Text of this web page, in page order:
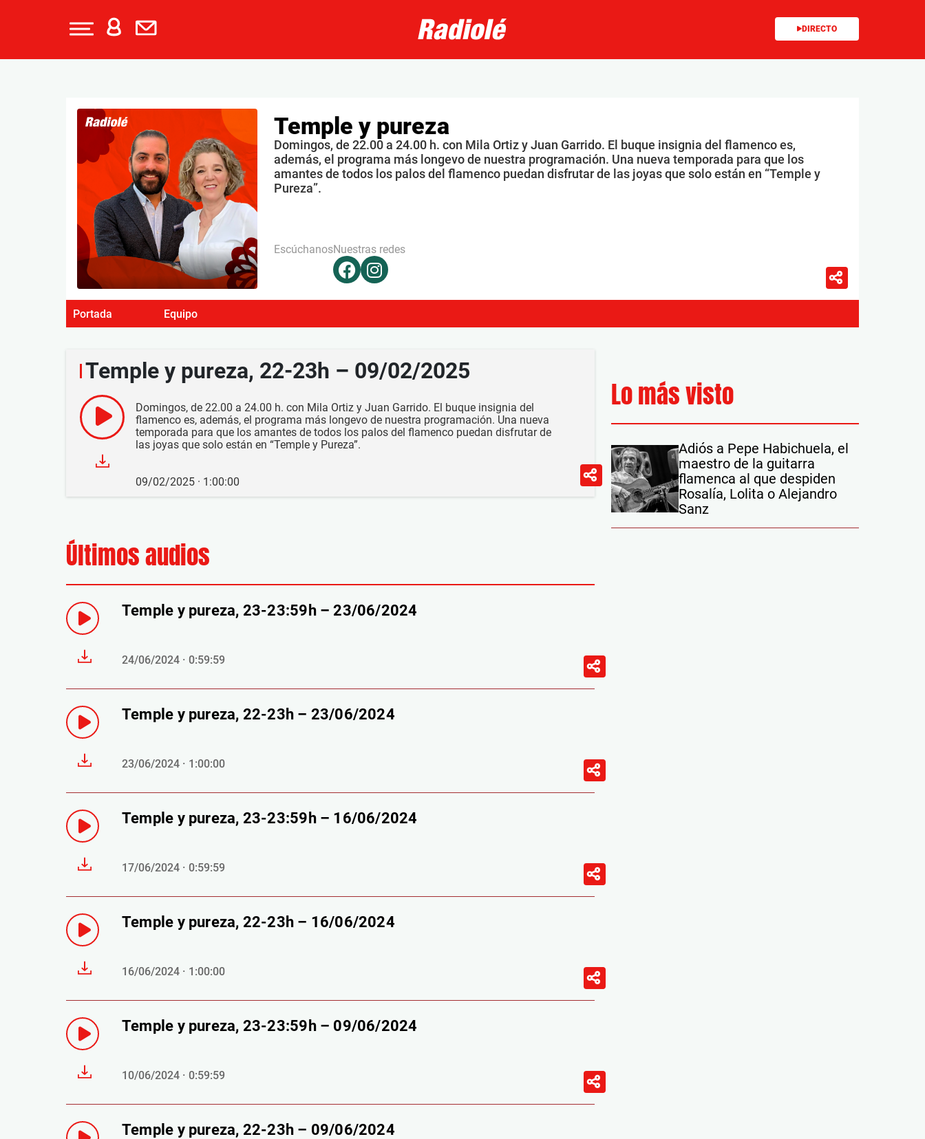
DIRECTO
Temple y pureza
Domingos, de 22.00 a 24.00 h. con Mila Ortiz y Juan Garrido. El buque insignia del flamenco es,
además, el programa más longevo de nuestra programación. Una nueva temporada para que los
amantes de todos los palos del flamenco puedan disfrutar de las joyas que solo están en “Temple y
Pureza”.
EscúchanosNuestras redes
Portada Equipo
Temple y pureza, 22-23h – 09/02/2025
Domingos, de 22.00 a 24.00 h. con Mila Ortiz y Juan Garrido. El buque insignia del
flamenco es, además, el programa más longevo de nuestra programación. Una nueva
temporada para que los amantes de todos los palos del flamenco puedan disfrutar de
las joyas que solo están en “Temple y Pureza”.
09/02/2025 · 1:00:00
Últimos audios
Temple y pureza, 23-23:59h – 23/06/2024
24/06/2024 · 0:59:59
Temple y pureza, 22-23h – 23/06/2024
23/06/2024 · 1:00:00
Temple y pureza, 23-23:59h – 16/06/2024
17/06/2024 · 0:59:59
Temple y pureza, 22-23h – 16/06/2024
16/06/2024 · 1:00:00
Temple y pureza, 23-23:59h – 09/06/2024
10/06/2024 · 0:59:59
Temple y pureza, 22-23h – 09/06/2024
Lo más visto
Adiós a Pepe Habichuela, el
maestro de la guitarra
flamenca al que despiden
Rosalía, Lolita o Alejandro
Sanz